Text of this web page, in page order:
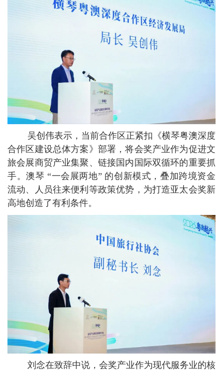
吴创伟表示，当前合作区正紧扣《横琴粤澳深度
合作区建设总体方案》部署，将会奖产业作为促进文
旅会展商贸产业集聚、链接国内国际双循环的重要抓
手。澳琴 “一会展两地” 的创新模式，叠加跨境资金
流动、人员往来便利等政策优势，为打造亚太会奖新
高地创造了有利条件。
刘念在致辞中说，会奖产业作为现代服务业的核